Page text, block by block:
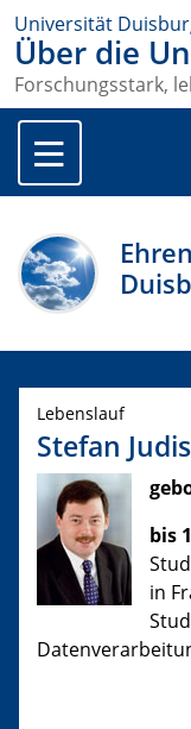
Universität
Über die
Forschungsstark,
Lebenslauf
Stefan
bis
in